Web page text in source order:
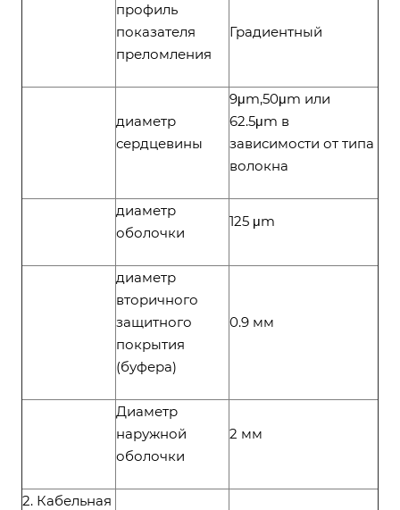
профиль
показателя
преломления
Градиентный
диаметр
сердцевины
9μm,50μm или
62.5μm в
зависимости от типа
волокна
диаметр
оболочки
125 μm
диаметр
вторичного
защитного
покрытия
(буфера)
0.9 мм
Диаметр
наружной
оболочки
2 мм
2. Кабельная